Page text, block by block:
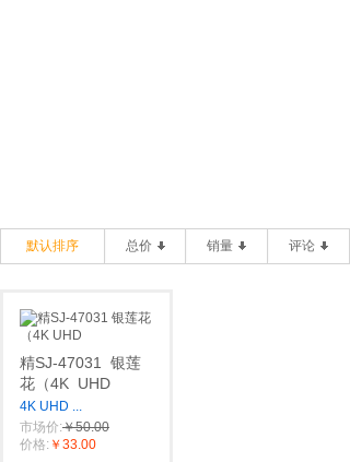
默认排序 总价 销量 评论
精SJ-47031
银莲
花（4K UHD
4K UHD ...
市场价:￥50.00
价格: ￥33.00